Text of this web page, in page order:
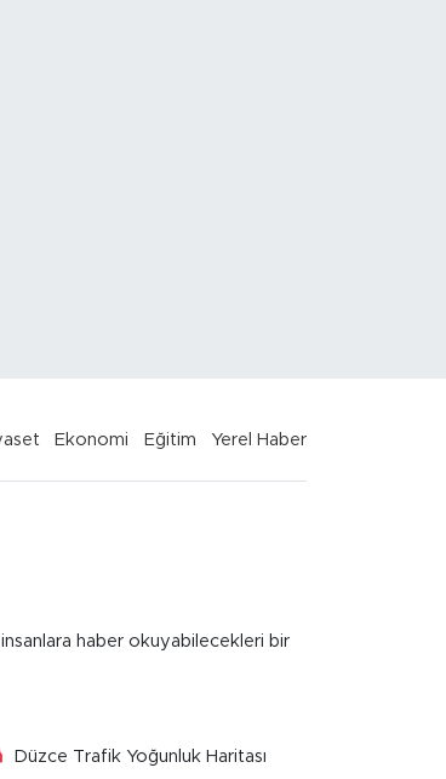
Ekonomi Eğitim Yerel Haber
haber okuyabilecekleri bir
Düzce Trafik Yoğunluk Haritası